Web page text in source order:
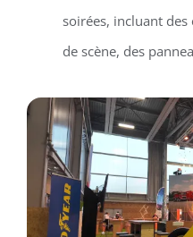
soirées, incluant
de scène, des